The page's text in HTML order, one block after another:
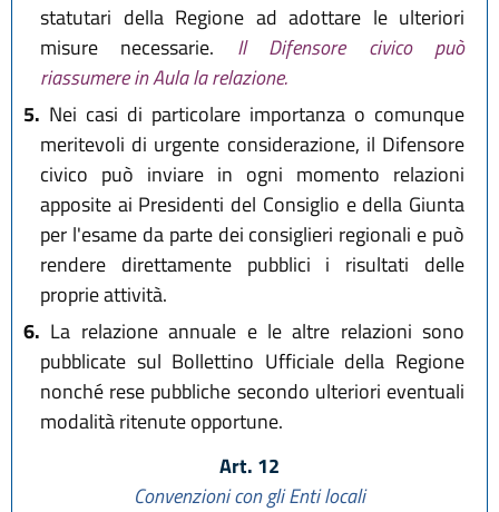
statutari della Regione ad adottare le ulteriori
misure necessarie. Il Difensore civico può
riassumere in Aula la relazione.
5. Nei casi di particolare importanza o comunque
meritevoli di urgente considerazione, il Difensore
civico può inviare in ogni momento relazioni
apposite ai Presidenti del Consiglio e della Giunta
per l'esame da parte dei consiglieri regionali e può
rendere direttamente pubblici i risultati delle
proprie attività.
6. La relazione annuale e le altre relazioni sono
pubblicate sul Bollettino Ufficiale della Regione
nonché rese pubbliche secondo ulteriori eventuali
modalità ritenute opportune.
Art. 12
Convenzioni con gli Enti locali